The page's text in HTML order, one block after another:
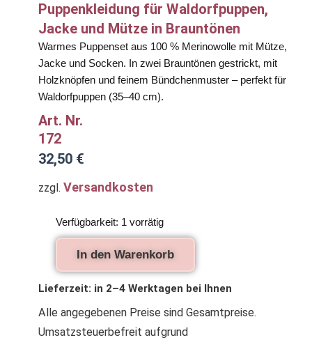
Puppenkleidung für Waldorfpuppen,
Jacke und Mütze in Brauntönen
Warmes Puppenset aus 100 % Merinowolle mit Mütze,
Jacke und Socken. In zwei Brauntönen gestrickt, mit
Holzknöpfen und feinem Bündchenmuster – perfekt für
Waldorfpuppen (35–40 cm).
Art. Nr.
172
32,50 €
zzgl. Versandkosten
Verfügbarkeit: 1 vorrätig
Puppenkleidung
Waldorfpuppen,
Jacke
und
Mütze
Brauntönen
Menge
In den Warenkorb
Lieferzeit: in 2–4 Werktagen bei Ihnen
Alle angegebenen Preise sind Gesamtpreise.
Umsatzsteuerbefreit aufgrund